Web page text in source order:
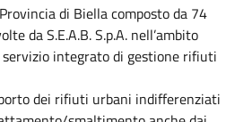
di Biella composto da 74
da S.E.A.B. S.p.A. nell’ambito
servizio integrato di gestione rifiuti
dei rifiuti urbani indifferenziati